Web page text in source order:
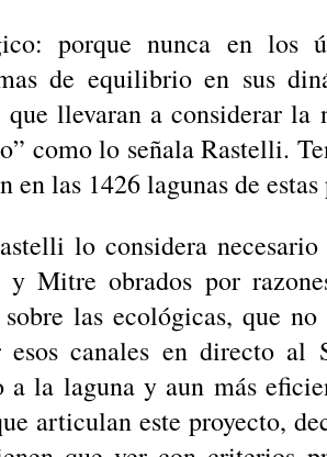
porque nunca en los
de equilibrio en sus
que llevaran a considerar la
como lo señala Rastelli.
en las 1426 lagunas de estas
lo considera necesario
Mitre obrados por
sobre las ecológicas, que
esos canales en directo
a la laguna y aun más
articulan este proyecto,